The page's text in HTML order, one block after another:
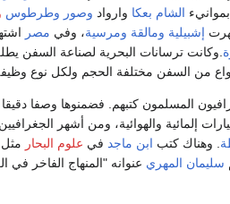
الشام بعكا وارواد وصور وطرطوس
إشبيلية ومالقة ومرسية، وفي مصر
.وكانت ترسانات البحرية لصناعة السفن
من السفن مختلفة الحجم ولكل نوع وظيفة.
المسلمون كتبهم. فضمنوها وصفا
إلمائية والهوائية، ومن أشهر
. وهناك كتب ابن ماجد في علوم البحار مثل
سليمان المهري عنوانه "المنهاج الفاخر في